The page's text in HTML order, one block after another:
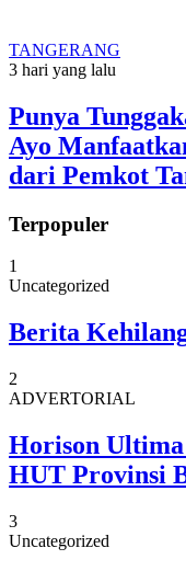
TANGERANG
3 hari yang lalu
Punya
Ayo
dari Pemkot
Terpopuler
1
Uncategorized
Berita
2
ADVERTORIAL
Horison Ultima
HUT Provinsi
3
Uncategorized